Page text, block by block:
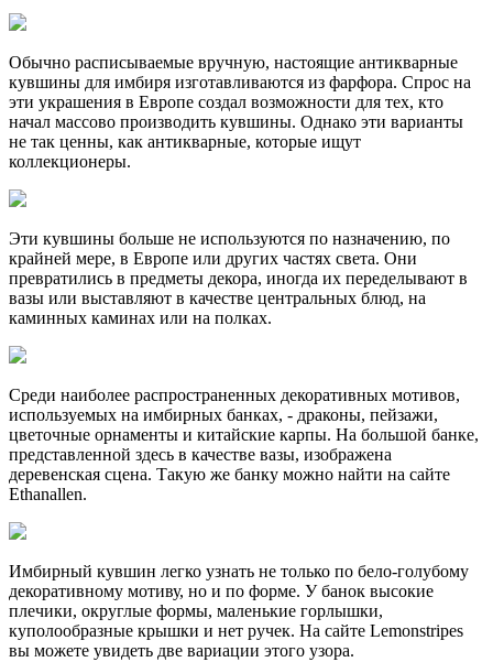
Обычно расписываемые вручную, настоящие антикварные
кувшины для имбиря изготавливаются из фарфора. Спрос на
эти украшения в Европе создал возможности для тех, кто
начал массово производить кувшины. Однако эти варианты
не так ценны, как антикварные, которые ищут
коллекционеры.
Эти кувшины больше не используются по назначению, по
крайней мере, в Европе или других частях света. Они
превратились в предметы декора, иногда их переделывают в
вазы или выставляют в качестве центральных блюд, на
каминных каминах или на полках.
Среди наиболее распространенных декоративных мотивов,
используемых на имбирных банках, - драконы, пейзажи,
цветочные орнаменты и китайские карпы. На большой банке,
представленной здесь в качестве вазы, изображена
деревенская сцена. Такую же банку можно найти на сайте
Ethanallen.
Имбирный кувшин легко узнать не только по бело-голубому
декоративному мотиву, но и по форме. У банок высокие
плечики, округлые формы, маленькие горлышки,
куполообразные крышки и нет ручек. На сайте Lemonstripes
вы можете увидеть две вариации этого узора.